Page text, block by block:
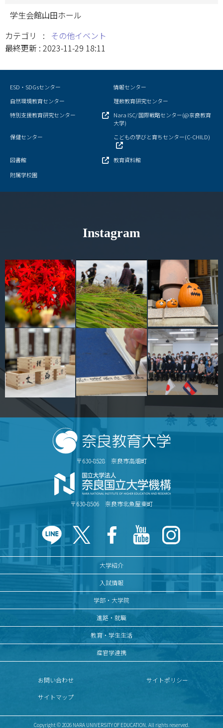
教育資料館
ESD・SDGsセンター
情報センター
自然環境教育センター
理数教育研究センター
特別支援教育研究センター
Nara ISC/ 国際戦略センター
AED設置状況
お問い合わせ窓口一覧
キャンパスマップ
サイトポリシー
サイトマップ
交通アクセス
同窓会
後援会
教員一覧
附属学校園
学生会館山田ホール
カテゴリ : その他イベント
最終更新 : 2023-11-29 18:11
ESD・SDGsセンター
情報センター
自然環境教育センター
理数教育研究センター
特別支援教育研究センター
Nara ISC/ 国際戦略センター(@奈良教育
大学)
保健センター
こどもの学びと育ちセンター(C-CHILD)
図書館
教育資料館
附属学校園
Instagram
〒630-8528 奈良市高畑町
〒630-8506 奈良市北魚屋東町
大学紹介
入試情報
学部・大学院
進路・就職
教育・学生生活
産官学連携
お問い合わせ
サイトポリシー
サイトマップ
Copyright © 2026 NARA UNIVERSITY OF EDUCATION. All rights reserved.